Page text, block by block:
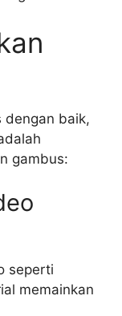
dengan baik,
gambus:
seperti
memainkan